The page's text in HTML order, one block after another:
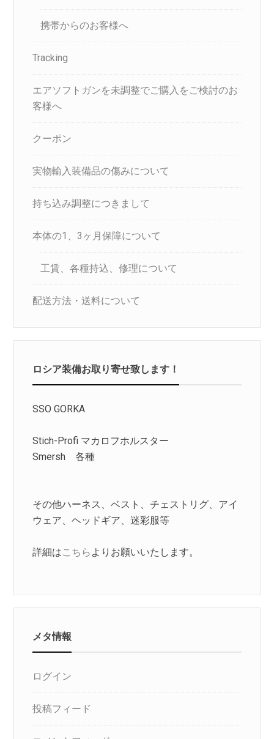
携帯からのお客様へ
Tracking
エアソフトガンを未調整でご購入をご検討のお
客様へ
クーポン
実物輸入装備品の傷みについて
持ち込み調整につきまして
本体の1、3ヶ月保障について
工賃、各種持込、修理について
配送方法・送料について
ロシア装備お取り寄せ致します！
SSO GORKA
Stich-Profi マカロフホルスター
Smersh 各種
その他ハーネス、ベスト、チェストリグ、アイ
ウェア、ヘッドギア、迷彩服等
詳細はこちら よりお願いいたします。
メタ情報
ログイン
投稿フィード